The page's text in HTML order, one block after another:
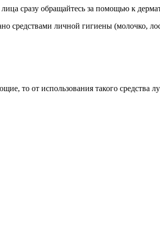
сразу обращайтесь за помощью к
средствами личной гигиены (молочко,
то от использования такого средства